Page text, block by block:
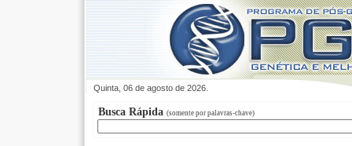
Quinta, 06 de agosto de 2026.
Busca Rápida (somente por palavras-chave)